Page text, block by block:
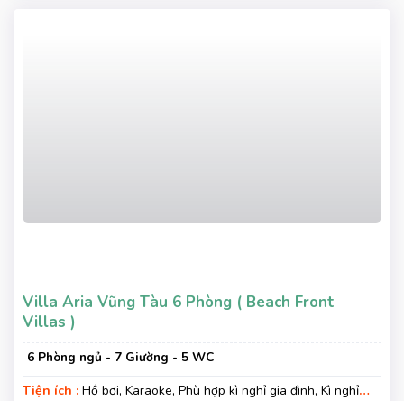
Villa Aria Vũng Tàu 6 Phòng ( Beach Front
Villas )
6 Phòng ngủ - 7 Giường - 5 WC
Tiện ích : Hồ bơi, Karaoke, Phù hợp kì nghỉ gia đình, Kì nghỉ